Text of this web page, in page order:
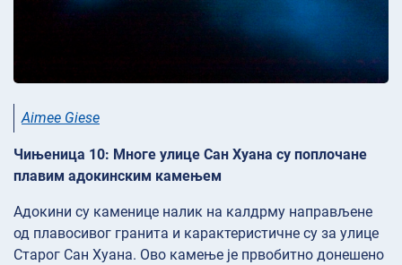
Aimee Giese
Чињеница 10: Многе улице Сан Хуана су поплочане
плавим адокинским камењем
Адокини су каменице налик на калдрму направљене
од плавосивог гранита и карактеристичне су за улице
Старог Сан Хуана. Ово камење је првобитно донешено